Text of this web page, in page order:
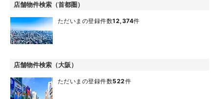
店舗物件検索（首都圏）
ただいまの登録件数12,374件
店舗物件検索（大阪）
ただいまの登録件数522件